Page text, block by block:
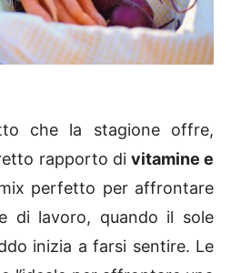
che la stagione offre,
rapporto di vitamine e
perfetto per affrontare
di lavoro, quando il sole
inizia a farsi sentire. Le